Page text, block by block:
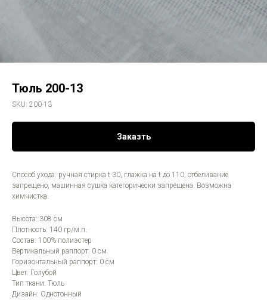
Тюль 200-13
SKU: 200-13
Заказть
Способ ухода: ручная стирка t 30, глажка на t до 110, отбеливание
запрещено, машинная сушка категорически запрещена. Возможна
химчистка.
Высота: 308 см
Плотность: 140 гр/м.п.
Состав: 100% полиэстер
Вертикальный раппорт: 0 см
Горизонтальный раппорт: 0 см
Цвет: Голубой
Тип ткани: Тюль
Дизайн: Однотонный